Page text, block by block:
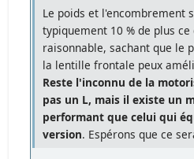
Le poids et l'encombrement
typiquement 10 % de plus
raisonnable, sachant que le
la lentille frontale peux
Reste l'inconnu de la
pas un L, mais il existe un
performant que celui qui
version. Espérons que ce